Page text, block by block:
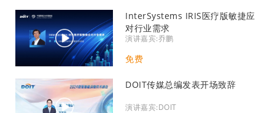
InterSystems IRIS医疗版敏捷应
对行业需求
演讲嘉宾:乔鹏
免费
DOIT传媒总编发表开场致辞
演讲嘉宾:DOIT